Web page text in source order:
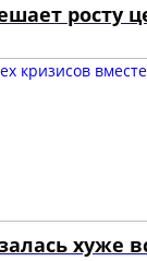
росту
хуже